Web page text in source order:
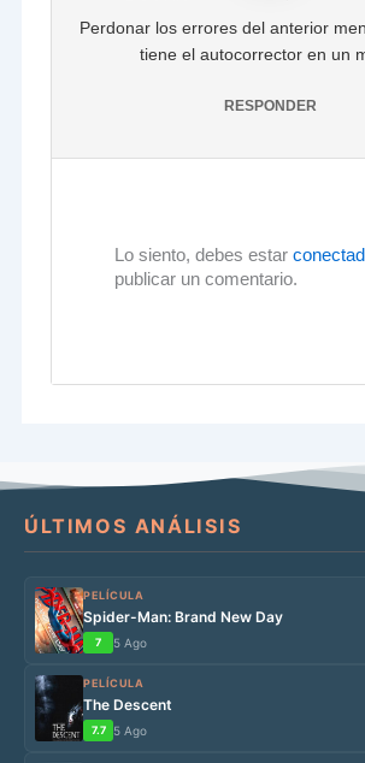
Perdonar los errores del anterior
tiene el autocorrector en un
RESPONDER
Lo siento, debes estar
publicar un comentario.
ÚLTIMOS ANÁLISIS
PELÍCULA
Spider-Man: Brand New Day
7 5 Ago
PELÍCULA
The Descent
7.7 5 Ago